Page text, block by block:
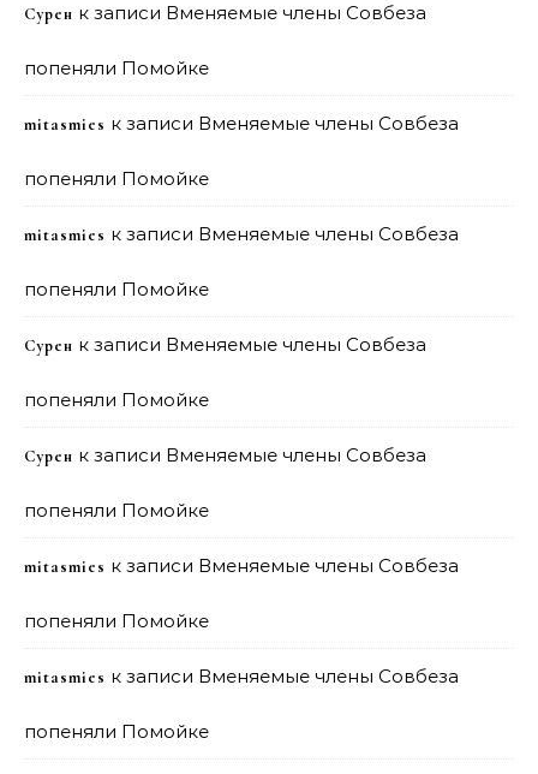
Сурен к записи Вменяемые члены Совбеза
попеняли Помойке
mitasmies к записи Вменяемые члены Совбеза
попеняли Помойке
mitasmies к записи Вменяемые члены Совбеза
попеняли Помойке
Сурен к записи Вменяемые члены Совбеза
попеняли Помойке
Сурен к записи Вменяемые члены Совбеза
попеняли Помойке
mitasmies к записи Вменяемые члены Совбеза
попеняли Помойке
mitasmies к записи Вменяемые члены Совбеза
попеняли Помойке